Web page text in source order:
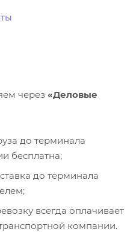
через «Деловые
до терминала
бесплатна;
до терминала
всегда оплачивает
компании.